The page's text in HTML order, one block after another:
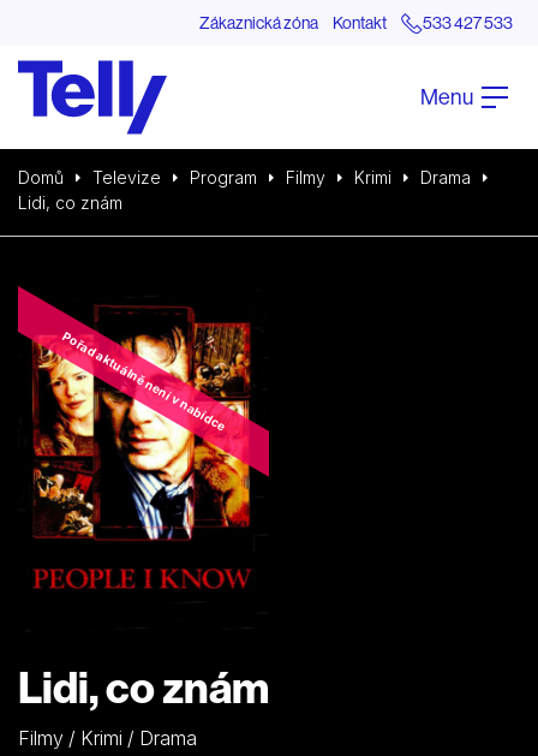
Zákaznická zóna Kontakt 533 427 533
Menu
Domů Televize Program Filmy Krimi
Drama
Lidi, co znám
Pořad aktuálně není v nabídce
Lidi, co znám
Filmy / Krimi / Drama